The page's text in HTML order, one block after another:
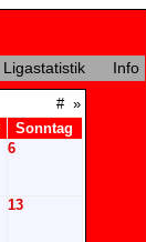
Ligastatistik Info
# »
Sonntag
6
13